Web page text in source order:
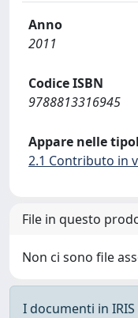
Anno
2011
Codice ISBN
9788813316945
Appare nelle
2.1 Contributo in
File in questo
Non ci sono file
I documenti in